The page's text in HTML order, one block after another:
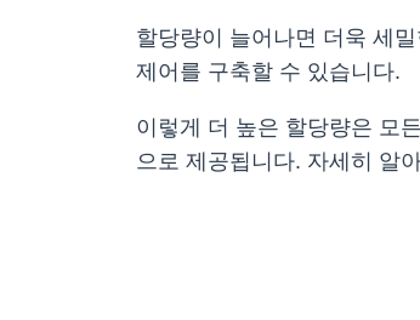
할당량이 늘어나면 더욱 세
제어를 구축할 수 있습니다.
이렇게 더 높은 할당량은 모
으로 제공됩니다. 자세히 알